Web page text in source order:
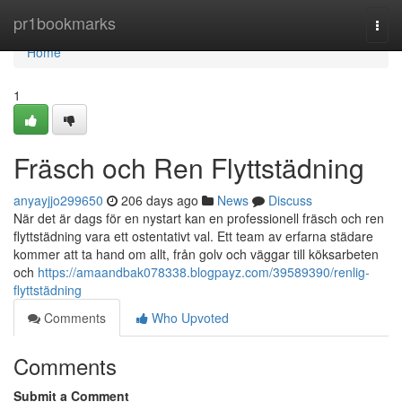
pr1bookmarks
Home
Home
1
Fräsch och Ren Flyttstädning
anyayjjo299650 206 days ago News
Discuss
När det är dags för en nystart kan en professionell fräsch och ren
flyttstädning vara ett ostentativt val. Ett team av erfarna städare
kommer att ta hand om allt, från golv och väggar till köksarbeten
och https://amaandbak078338.blogpayz.com/39589390/renlig-
flyttstädning
Comments
Who Upvoted
Comments
Submit a Comment